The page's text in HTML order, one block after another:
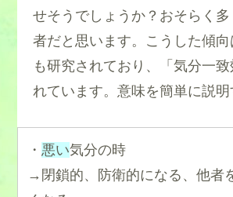
せそうでしょうか？おそらく
者だと思います。こうした傾
も研究されており、「気分一
れています。意味を簡単に説明
・悪い気分の時
→閉鎖的、防衛的になる、他者